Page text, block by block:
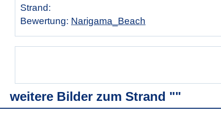
Strand:
Bewertung: Narigama_Beach
weitere Bilder zum Strand ""